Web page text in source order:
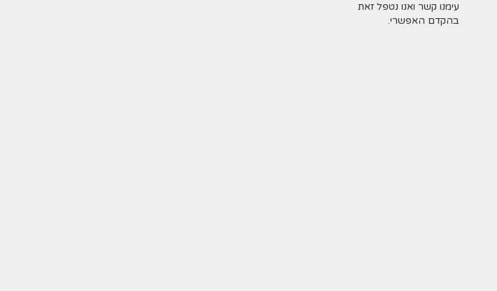
עימנו קשר ואנו נטפל זאת
בהקדם האפשרי.